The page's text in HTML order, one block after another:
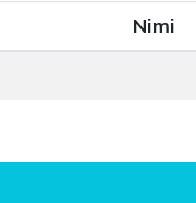
Nimi